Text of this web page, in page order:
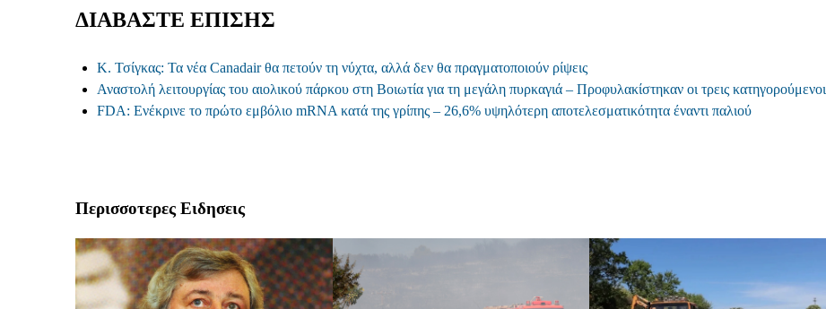
ΔΙΑΒΑΣΤΕ ΕΠΙΣΗΣ
Κ. Τσίγκας: Τα νέα Canadair θα πετούν τη νύχτα, αλλά δεν θα πραγματοποιούν ρίψεις
Αναστολή λειτουργίας του αιολικού πάρκου στη Βοιωτία για τη μεγάλη πυρκαγιά – Προφυλακίστηκαν οι τρεις κατηγορούμενοι
FDA: Ενέκρινε το πρώτο εμβόλιο mRNA κατά της γρίπης – 26,6% υψηλότερη αποτελεσματικότητα έναντι παλιού
Περισσοτερες Ειδησεις